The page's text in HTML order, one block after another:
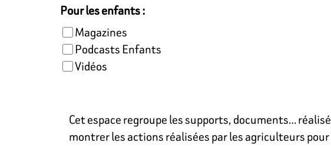
Pour les enfants :
Magazines
Podcasts Enfants
Vidéos
Cet espace regroupe les supports, documents…
montrer les actions réalisées par les agriculteurs